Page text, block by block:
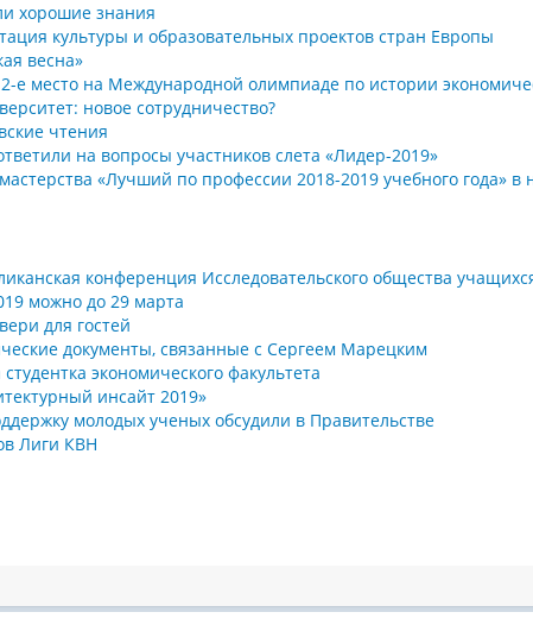
хорошие знания
культуры и образовательных проектов стран Европы
весна»
е место на Международной олимпиаде по истории
новое сотрудничество?
чтения
на вопросы участников слета «Лидер-2019»
«Лучший по профессии 2018-2019 учебного года»
конференция Исследовательского общества
можно до 29 марта
для гостей
документы, связанные с Сергеем Марецким
экономического факультета
инсайт 2019»
молодых ученых обсудили в Правительстве
Лиги КВН